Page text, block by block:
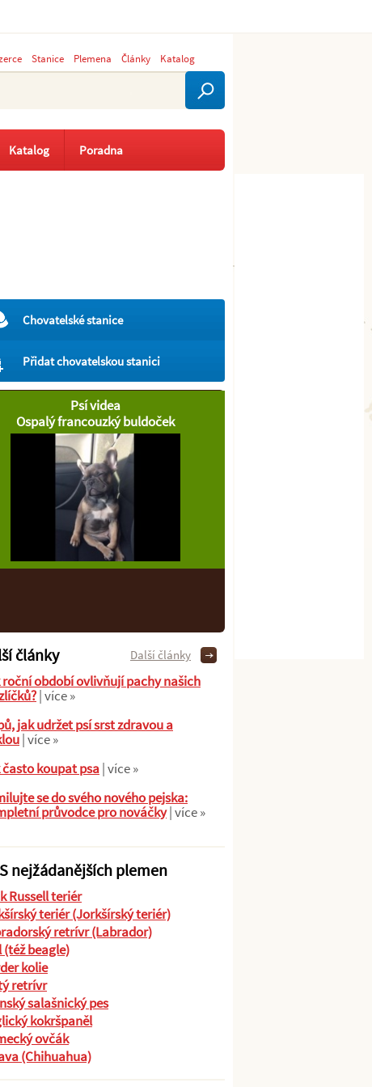
Chovatelské stanice
Přidat chovatelskou stanici
Psí videa
Ospalý francouzký buldoček
články
období ovlivňují pachy našich
| více »
jak udržet psí srst zdravou a
| více »
koupat psa| více »
se do svého nového pejska:
průvodce pro nováčky| více »
Další články
nejžádanějších plemen
Russell teriér
teriér (Jorkšírský teriér)
retrívr (Labrador)
(též beagle)
kolie
retrívr
salašnický pes
kokršpaněl
ovčák
(Chihuahua)
Stanice Plemena Články Katalog
Katalog Poradna